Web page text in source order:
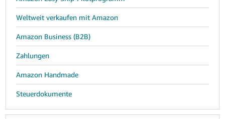
Weltweit verkaufen mit Amazon
Amazon Business (B2B)
Zahlungen
Amazon Handmade
Steuerdokumente